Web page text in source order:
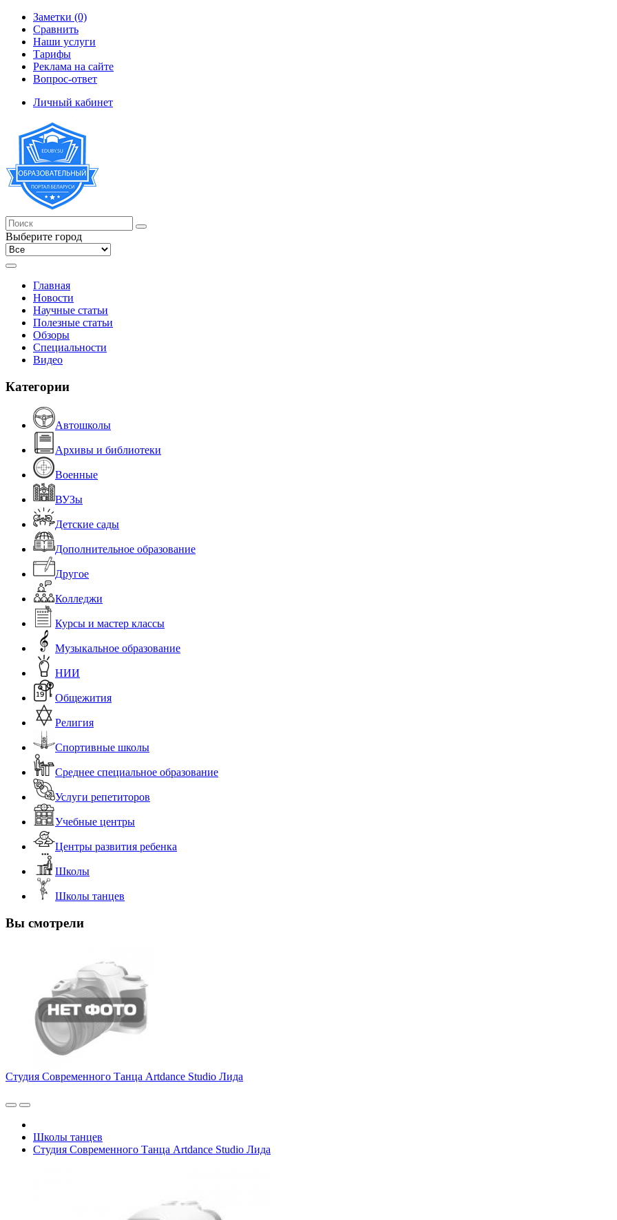
Заметки (0)
Сравнить
Наши услуги
Тарифы
Реклама на сайте
Вопрос-ответ
Личный кабинет
Выберите город
Главная
Новости
Научные статьи
Полезные статьи
Обзоры
Специальности
Видео
Категории
Автошколы
Архивы и библиотеки
Военные
ВУЗы
Детские сады
Дополнительное образование
Другое
Колледжи
Курсы и мастер классы
Музыкальное образование
НИИ
Общежития
Религия
Спортивные школы
Среднее специальное образование
Услуги репетиторов
Учебные центры
Центры развития ребенка
Школы
Школы танцев
Вы смотрели
Студия Современного Танца Artdance Studio Лида
Школы танцев
Студия Современного Танца Artdance Studio Лида